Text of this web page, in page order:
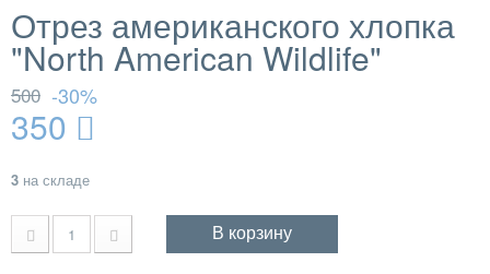
Отрез американского хлопка
"North American Wildlife"
500 -30%
350
3 на складе
В корзину